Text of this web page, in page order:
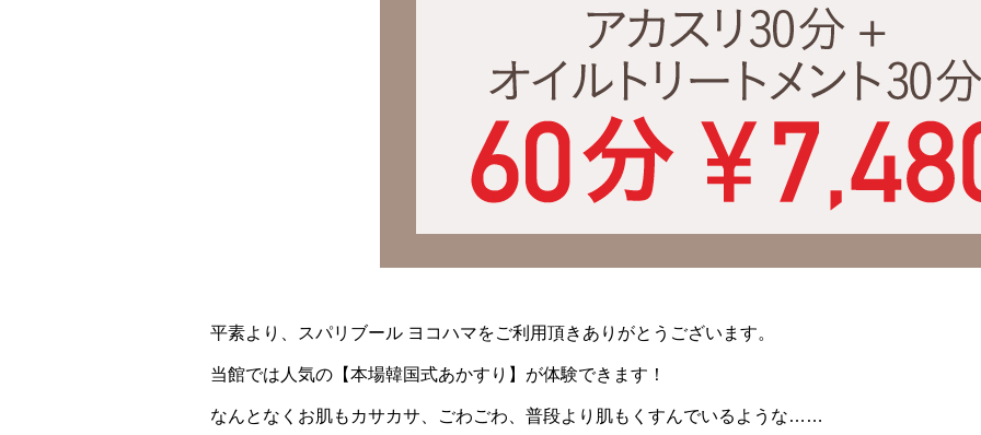
平素より、スパリブール ヨコハマをご利用頂きありがとうございます。
当館では人気の【本場韓国式あかすり】が体験できます！
なんとなくお肌もカサカサ、ごわごわ、普段より肌もくすんでいるような……